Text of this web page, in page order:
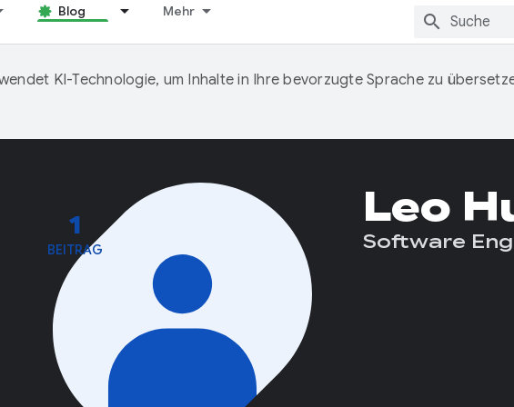
Blog Mehr
KI-Technologie, um Inhalte in Ihre bevorzugte Sprache zu
1
BEITRAG
Leo
Software